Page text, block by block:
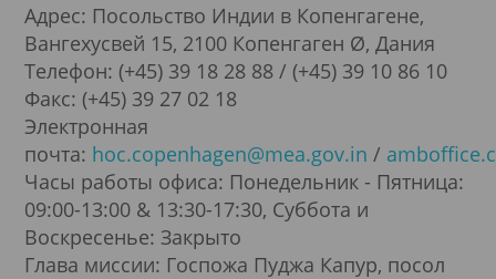
Адрес: Посольство Индии в Копенгагене,
Вангехусвей 15, 2100 Копенгаген Ø, Дания
Телефон: (+45) 39 18 28 88 / (+45) 39 10 86 10
Факс: (+45) 39 27 02 18
Электронная
почта: hoc.copenhagen@mea.gov.in /
Часы работы офиса: Понедельник - Пятница:
09:00-13:00 & 13:30-17:30, Суббота и
Воскресенье: Закрыто
Глава миссии: Госпожа Пуджа Капур, посол